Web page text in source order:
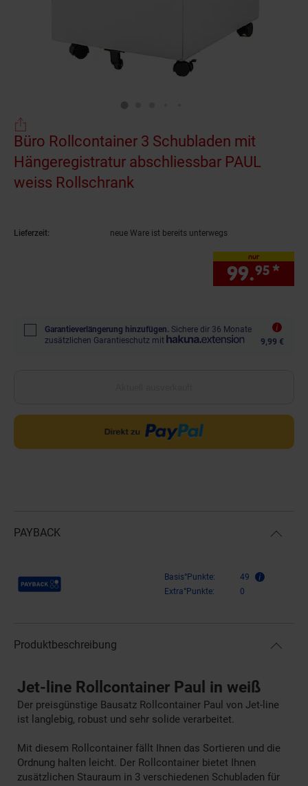
Büro Rollcontainer 3 Schubladen mit
Hängeregistratur abschliessbar PAUL
weiss Rollschrank
Lieferzeit: neue Ware ist bereits unterwegs
nur
99.95 *
Garantieverlängerung hinzufügen. Sichere dir 36 Monate
zusätzlichen Garantieschutz mit
9,99 €
PAYBACK
Payback Punkte Basis°Punkte:
49
Extra°Punkte:
0
Produktbeschreibung
Jet-line Rollcontainer Paul in weiß
Der preisgünstige Bausatz Rollcontainer Paul von Jet-line
ist langlebig, robust und sehr solide verarbeitet.
Mit diesem Rollcontainer fällt Ihnen das Sortieren und die
Ordnung halten leicht. Der Rollcontainer bietet Ihnen
zusätzlichen Stauraum in 3 verschiedenen Schubladen für